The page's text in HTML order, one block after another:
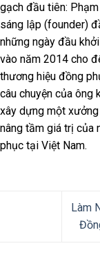
gạch đầu tiên:
sáng lập (founder)
những ngày đầu
vào năm 2014 cho
thương hiệu đồng
câu chuyện của ông
xây dựng một
nâng tầm giá trị của
phục tại Việt Nam.
Làm